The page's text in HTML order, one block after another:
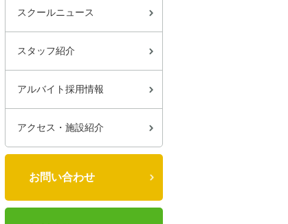
スクールニュース
スタッフ紹介
アルバイト採用情報
アクセス・施設紹介
お問い合わせ